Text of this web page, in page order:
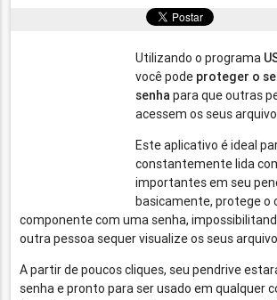
Utilizando o programa
você pode proteger o
senhapara que outras
acessem os seus
Este aplicativo é ideal
constantemente lida
importantes em seu
basicamente, protege o
componente com uma senha,
outra pessoa sequer visualize os seus
A partir de poucos cliques, seu pendrive
senha e pronto para ser usado em qualquer